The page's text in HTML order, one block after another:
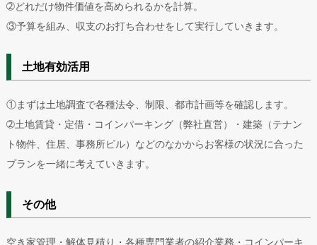
➁どれだけ物件価値を高められるかを計算。
③予算を組み、収支のお打ち合わせをして実行していきます。
土地有効活用
①まずは土地調査で各種法令、制限、都市計画等を確認します。
➁土地賃貸・定借・コインパーキング（弊社直営）・建築（テナン
ト物件、住居、事務所ビル）などのなかからお客様の状況に合った
プランを一緒に考えていきます。
その他
空き家管理・解体見積り・各種専門業者の紹介業務・コインパーキ